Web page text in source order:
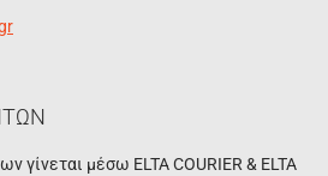
γίνεται μέσω ELTA COURIER & ELTA